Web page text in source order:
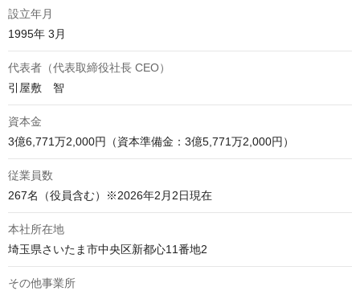
設立年月
1995年 3月
代表者（代表取締役社長 CEO）
引屋敷　智
資本金
3億6,771万2,000円（資本準備金：3億5,771万2,000円）
従業員数
267名（役員含む）※2026年2月2日現在
本社所在地
埼玉県さいたま市中央区新都心11番地2
その他事業所